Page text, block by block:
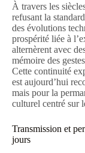
À travers les
refusant la
des évolutions
prospérité liée à
alternèrent avec
mémoire des
Cette continuité
est aujourd’hui
mais pour la
culturel centré sur
Transmission et
jours